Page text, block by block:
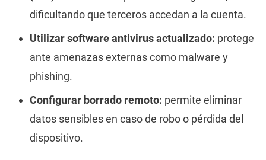
dificultando que terceros accedan a la cuenta.
Utilizar software antivirus actualizado: protege
ante amenazas externas como malware y
phishing.
Configurar borrado remoto: permite eliminar
datos sensibles en caso de robo o pérdida del
dispositivo.